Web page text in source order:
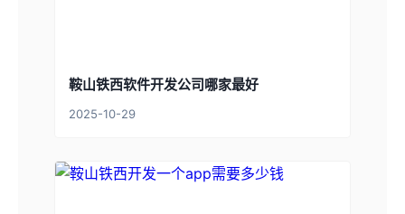
鞍山铁西软件开发公司哪家最好
2025-10-29